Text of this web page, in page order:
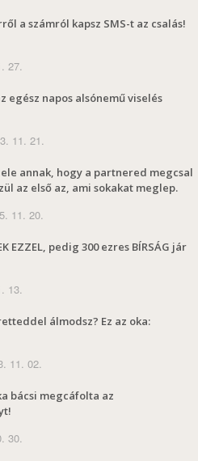
a számról kapsz SMS-t az csalás!
27.
egész napos alsónemű viselés
11. 21.
annak, hogy a partnered megcsal
az első az, ami sokakat meglep.
11. 20.
EZZEL, pedig 300 ezres BÍRSÁG jár
13.
álmodsz? Ez az oka:
11. 02.
bácsi megcáfolta az
30.